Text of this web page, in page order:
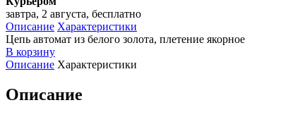
завтра, 2 августа, бесплатно
Описание Характеристики
Цепь автомат из белого золота, плетение якорное
В корзину
Описание Характеристики
Описание